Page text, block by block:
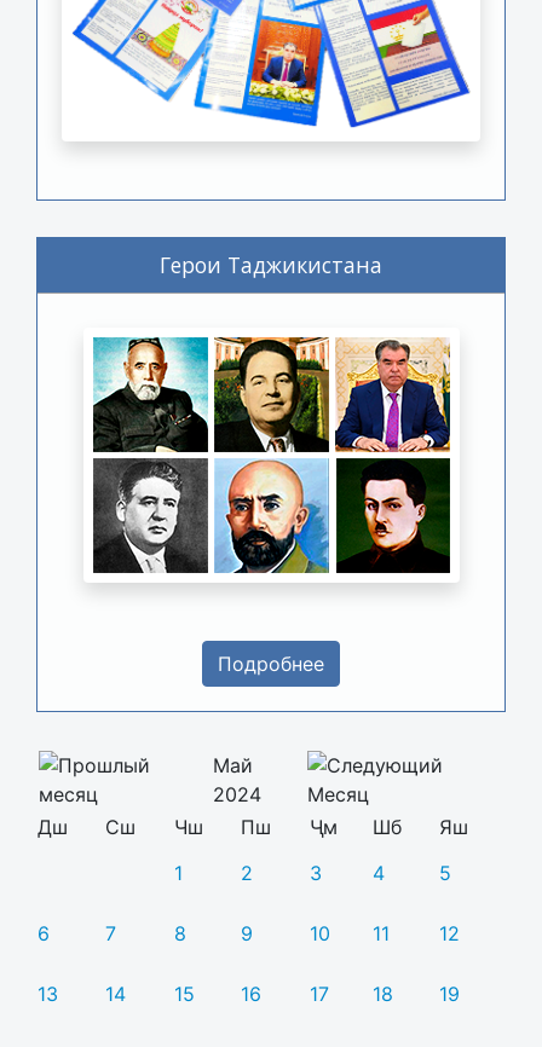
Герои Таджикистана
Подробнее
Май
2024
Дш
Сш Чш Пш Ҷм Шб
Яш
1
2 3 4 5
6 7 8 9 10 11 12
13 14 15 16 17 18 19